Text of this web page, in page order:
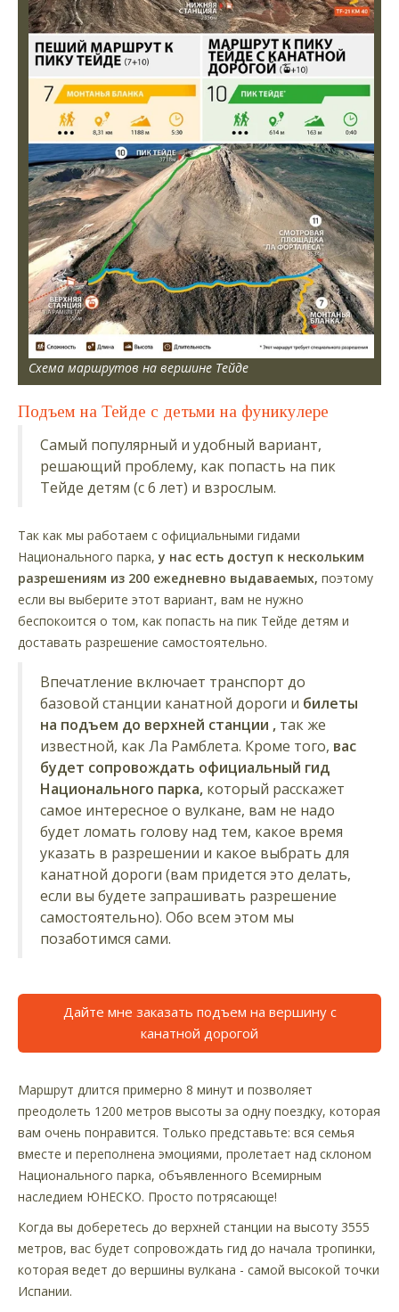
Схема маршрутов на вершине Тейде
Подъем на Тейде с детьми на фуникулере
Самый популярный и удобный вариант,
решающий проблему, как попасть на пик
Тейде детям (с 6 лет) и взрослым.
Так как мы работаем с официальными гидами
Национального парка, у нас есть доступ к нескольким
разрешениям из 200 ежедневно выдаваемых, поэтому
если вы выберите этот вариант, вам не нужно
беспокоится о том, как попасть на пик Тейде детям и
доставать разрешение самостоятельно.
Впечатление включает транспорт до
базовой станции канатной дороги и билеты
на подъем до верхней станции , так же
известной, как Ла Рамблета. Кроме того, вас
будет сопровождать официальный гид
Национального парка, который расскажет
самое интересное о вулкане, вам не надо
будет ломать голову над тем, какое время
указать в разрешении и какое выбрать для
канатной дороги (вам придется это делать,
если вы будете запрашивать разрешение
самостоятельно). Обо всем этом мы
позаботимся сами.
Дайте мне заказать подъем на вершину с
канатной дорогой
Маршрут длится примерно 8 минут и позволяет
преодолеть 1200 метров высоты за одну поездку, которая
вам очень понравится. Только представьте: вся семья
вместе и переполнена эмоциями, пролетает над склоном
Национального парка, объявленного Всемирным
наследием ЮНЕСКО. Просто потрясающе!
Когда вы доберетесь до верхней станции на высоту 3555
метров, вас будет сопровождать гид до начала тропинки,
которая ведет до вершины вулкана - самой высокой точки
Испании.